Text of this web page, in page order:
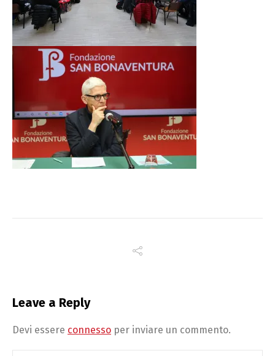
Leave a Reply
Devi essere connesso per inviare un commento.